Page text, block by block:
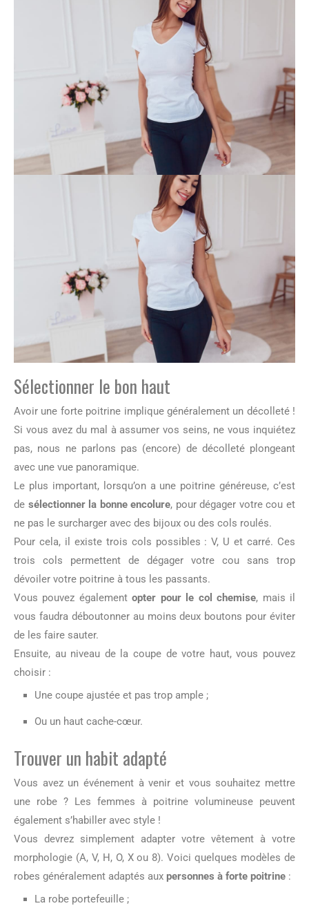
Sélectionner le bon haut
Avoir une forte poitrine implique généralement un décolleté !
Si vous avez du mal à assumer vos seins, ne vous inquiétez
pas, nous ne parlons pas (encore) de décolleté plongeant
avec une vue panoramique.
Le plus important, lorsqu’on a une poitrine généreuse, c’est
de sélectionner la bonne encolure, pour dégager votre cou et
ne pas le surcharger avec des bijoux ou des cols roulés.
Pour cela, il existe trois cols possibles : V, U et carré. Ces
trois cols permettent de dégager votre cou sans trop
dévoiler votre poitrine à tous les passants.
Vous pouvez égalementopter pour le col chemise, mais il
vous faudra déboutonner au moins deux boutons pour éviter
de les faire sauter.
Ensuite, au niveau de la coupe de votre haut, vous pouvez
choisir :
Une coupe ajustée et pas trop ample ;
Ou un haut cache-cœur.
Trouver un habit adapté
Vous avez un événement à venir et vous souhaitez mettre
une robe ? Les femmes à poitrine volumineuse peuvent
également s’habiller avec style !
Vous devrez simplement adapter votre vêtement à votre
morphologie (A, V, H, O, X ou 8). Voici quelques modèles de
robes généralement adaptés aux personnes à forte poitrine :
La robe portefeuille ;